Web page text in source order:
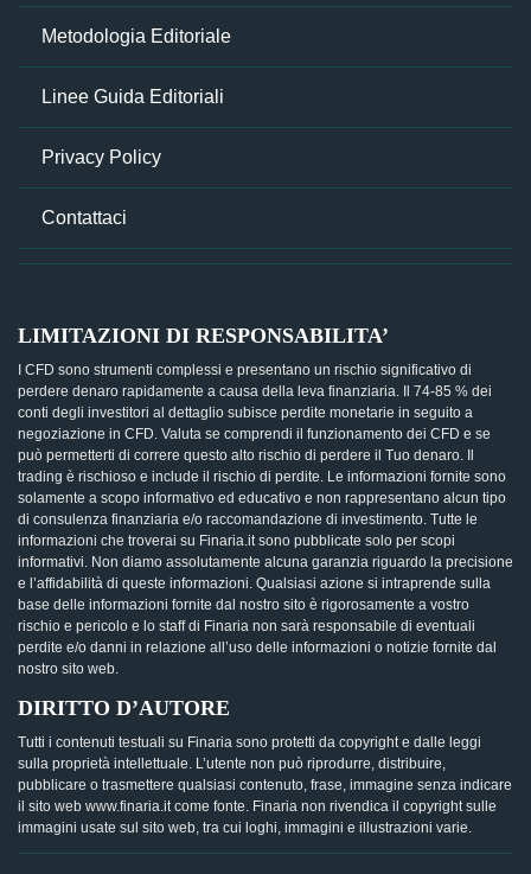
Metodologia Editoriale
Linee Guida Editoriali
Privacy Policy
Contattaci
LIMITAZIONI DI RESPONSABILITA’
I CFD sono strumenti complessi e presentano un rischio significativo di
perdere denaro rapidamente a causa della leva finanziaria. Il 74-85 % dei
conti degli investitori al dettaglio subisce perdite monetarie in seguito a
negoziazione in CFD. Valuta se comprendi il funzionamento dei CFD e se
può permetterti di correre questo alto rischio di perdere il Tuo denaro. Il
trading è rischioso e include il rischio di perdite. Le informazioni fornite sono
solamente a scopo informativo ed educativo e non rappresentano alcun tipo
di consulenza finanziaria e/o raccomandazione di investimento. Tutte le
informazioni che troverai su Finaria.it sono pubblicate solo per scopi
informativi. Non diamo assolutamente alcuna garanzia riguardo la precisione
e l’affidabilità di queste informazioni. Qualsiasi azione si intraprende sulla
base delle informazioni fornite dal nostro sito è rigorosamente a vostro
rischio e pericolo e lo staff di Finaria non sarà responsabile di eventuali
perdite e/o danni in relazione all’uso delle informazioni o notizie fornite dal
nostro sito web.
DIRITTO D’AUTORE
Tutti i contenuti testuali su Finaria sono protetti da copyright e dalle leggi
sulla proprietà intellettuale. L’utente non può riprodurre, distribuire,
pubblicare o trasmettere qualsiasi contenuto, frase, immagine senza indicare
il sito web www.finaria.it come fonte. Finaria non rivendica il copyright sulle
immagini usate sul sito web, tra cui loghi, immagini e illustrazioni varie.